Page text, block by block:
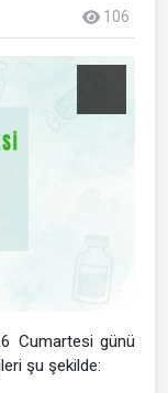
106
Cumartesi günü
şu şekilde: